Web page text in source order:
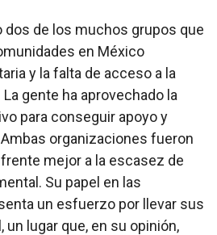
dos de los muchos grupos que
en México
y la falta de acceso a la
gente ha aprovechado la
para conseguir apoyo y
organizaciones fueron
mejor a la escasez de
Su papel en las
un esfuerzo por llevar sus
lugar que, en su opinión,